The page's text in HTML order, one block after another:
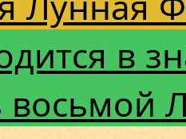
в
восьмой